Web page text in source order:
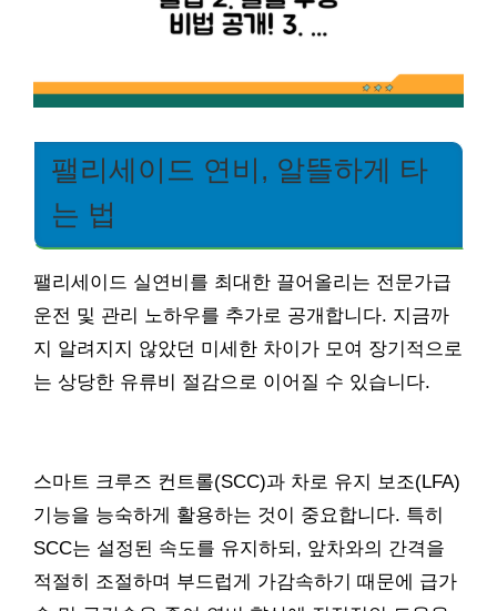
팰리세이드 연비, 알뜰하게 타
는 법
팰리세이드 실연비를 최대한 끌어올리는 전문가급
운전 및 관리 노하우를 추가로 공개합니다. 지금까
지 알려지지 않았던 미세한 차이가 모여 장기적으로
는 상당한 유류비 절감으로 이어질 수 있습니다.
스마트 크루즈 컨트롤(SCC)과 차로 유지 보조(LFA)
기능을 능숙하게 활용하는 것이 중요합니다. 특히
SCC는 설정된 속도를 유지하되, 앞차와의 간격을
적절히 조절하며 부드럽게 가감속하기 때문에 급가